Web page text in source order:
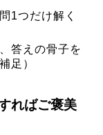
1つだけ解く
答えの骨子を
足）
ればご褒美